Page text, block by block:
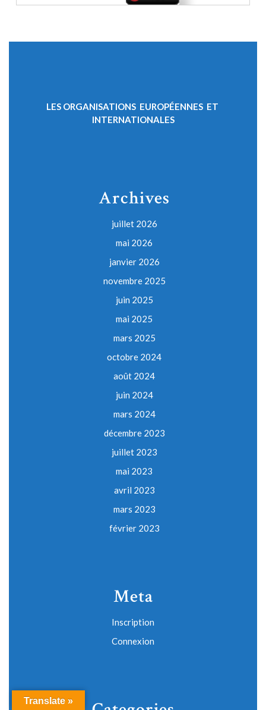
LES ORGANISATIONS EUROPÉENNES ET
INTERNATIONALES
Archives
juillet 2026
mai 2026
janvier 2026
novembre 2025
juin 2025
mai 2025
mars 2025
octobre 2024
août 2024
juin 2024
mars 2024
décembre 2023
juillet 2023
mai 2023
avril 2023
mars 2023
février 2023
Meta
Inscription
Connexion
Translate »